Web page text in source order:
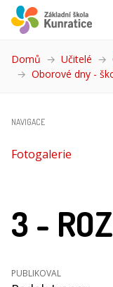
Domů Učitelé
Oborové dny -
NAVIGACE
Fotogalerie
3 -
PUBLIKOVAL